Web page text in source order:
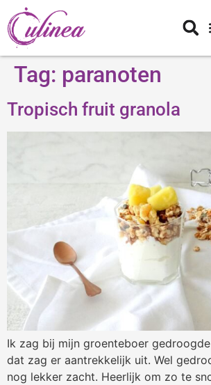
Tag: paranoten
Tropisch fruit granola
Ik zag bij mijn groenteboer
dat zag er aantrekkelijk uit. Wel
nog lekker zacht. Heerlijk om zo te